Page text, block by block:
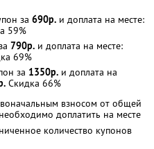
за 690р. и доплата на месте:
59%
790р. и доплата на месте:
69%
за 1350р. и доплата на
Скидка 66%
взносом от общей
доплатить на месте
количество купонов